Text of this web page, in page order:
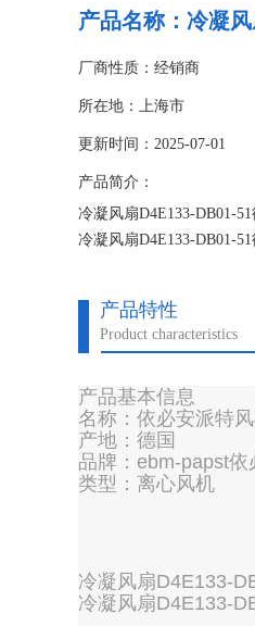
产品名称：冷凝
厂商性质：经销商
所在地：上海市
更新时间：2025-07-01
产品简介：
冷凝风扇D4E133-DB01-
冷凝风扇D4E133-DB01-51
产品特性
Product characteristics
产品基本信息
名称：依必安派特
产地：德国
品牌：ebm-papst依
类型：离心风机
冷凝风扇D4E133-
冷凝风扇D4E133-